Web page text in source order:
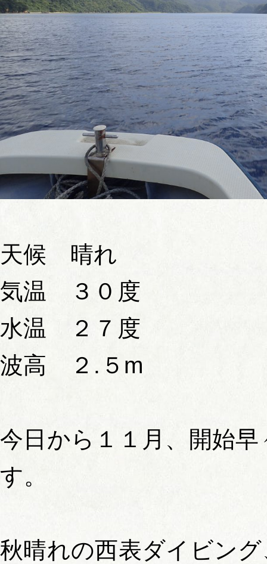
天候 晴れ
気温 ３０度
水温 ２７度
波高 ２.５m
今日から１１月、開始
す。
秋晴れの西表ダイビン